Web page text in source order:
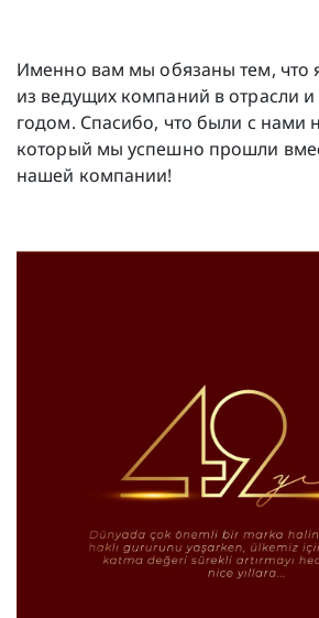
Именно вам мы обязаны тем, что
из ведущих компаний в отрасли
годом. Спасибо, что были с нами
который мы успешно прошли
нашей компании!